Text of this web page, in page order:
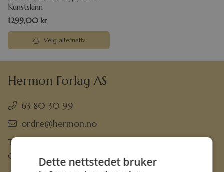
Kunstskinn
1299,00 kr
Velg alternativ
Hermon Forlag AS
63 80 30 99
ordre@hermon.no
Trondheimsveien 50 C, 2007 Kjeller
Org.nr. 889 204 982
Dette nettstedet bruker